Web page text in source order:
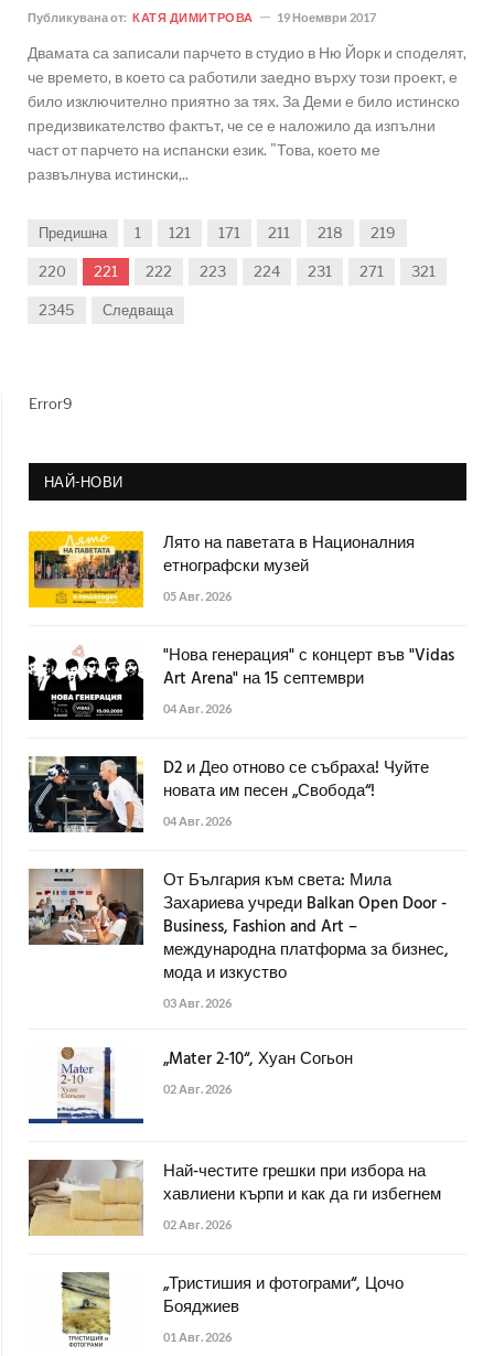
Публикувана от: КАТЯ ДИМИТРОВА 19 Ноември 2017
Двамата са записали парчето в студио в Ню Йорк и споделят,
че времето, в което са работили заедно върху този проект, е
било изключително приятно за тях. За Деми е било истинско
предизвикателство фактът, че се е наложило да изпълни
част от парчето на испански език. "Това, което ме
развълнува истински,..
Предишна 1 121 171 211 218 219
220 221 222 223 224 231 271 321
2345 Следваща
Error9
НАЙ-НОВИ
Лято на паветата в Националния
етнографски музей
05 Авг. 2026
"Нова генерация" с концерт във "Vidas
Art Arena" на 15 септември
04 Авг. 2026
D2 и Део отново се събраха! Чуйте
новата им песен „Свобода“!
04 Авг. 2026
От България към света: Мила
Захариева учреди Balkan Open Door -
Business, Fashion and Art –
международна платформа за бизнес,
мода и изкуство
03 Авг. 2026
„Mater 2-10“, Хуан Согьон
02 Авг. 2026
Най-честите грешки при избора на
хавлиени кърпи и как да ги избегнем
02 Авг. 2026
„Тристишия и фотограми“, Цочо
Бояджиев
01 Авг. 2026